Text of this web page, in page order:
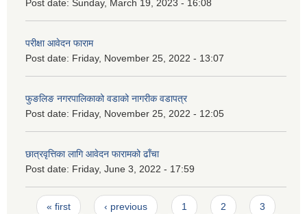
Post date: Sunday, March 19, 2023 - 16:08
परीक्षा आवेदन फाराम
Post date: Friday, November 25, 2022 - 13:07
फुङलिङ नगरपालिकाको वडाको नागरीक वडापत्र
Post date: Friday, November 25, 2022 - 12:05
छात्रवृत्तिका लागि आवेदन फारामको ढाँचा
Post date: Friday, June 3, 2022 - 17:59
Pages
« first ‹ previous 1 2 3